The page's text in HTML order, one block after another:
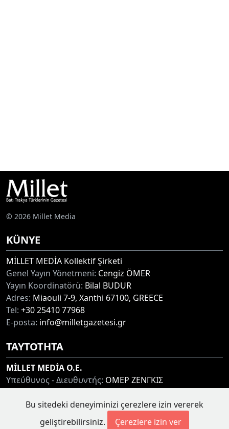
© 2026 Millet Media
KÜNYE
MİLLET MEDİA Kollektif Şirketi
Genel Yayın Yönetmeni: Cengiz ÖMER
Yayın Koordinatörü: Bilal BUDUR
Adres: Miaouli 7-9, Xanthi 67100, GREECE
Tel: +30 25410 77968
E-posta: info@milletgazetesi.gr
ΤΑΥΤΟΤΗΤΑ
MİLLET MEDİA O.E.
Υπεύθυνος - Διευθυντής: ΟΜΕΡ ΖΕΝΓΚΙΣ
Διεύθυνση:ΜΙΑΟΥΛΗ 7-9, ΞΑΝΘΗ 67100
+30 25410 77968
Bu sitedeki deneyiminizi çerezlere izin vererek
geliştirebilirsiniz.
Çerezlere izin ver